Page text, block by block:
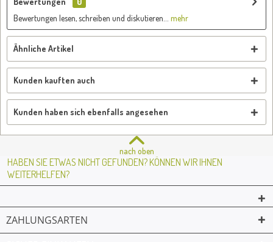
Bewertungen lesen, schreiben und diskutieren...
mehr
Ähnliche Artikel
Kunden kauften auch
Kunden haben sich ebenfalls angesehen
nach oben
HABEN SIE ETWAS NICHT GEFUNDEN? KÖNNEN WIR IHNEN
WEITERHELFEN?
ZAHLUNGSARTEN